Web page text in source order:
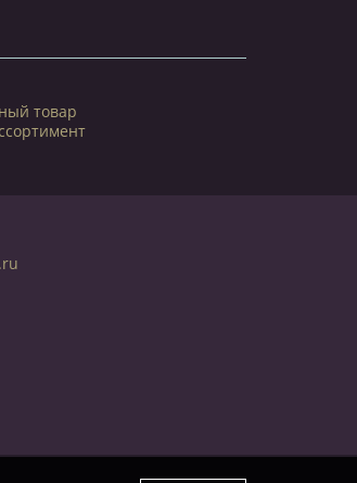
товар